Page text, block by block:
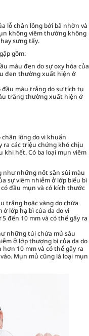
lỗ chân lông bởi bã nhờn và
không viêm thường không
sưng tấy.
gồm:
màu đen do sự oxy hóa của
đen thường xuất hiện ở
đầu màu trắng do sự tích tụ
trắng thường xuất hiện ở
lông do vi khuẩn
ra các triệu chứng khó chịu
khi hết. Có ba loại mụn viêm
như những nốt sần sùi màu
sự viêm nhiễm ở lớp biểu bì
đầu mụn và có kích thước
trắng hoặc vàng do chứa
lớp hạ bì của da do vi
đến 10 mm và có thể gây ra
những túi chứa mủ sâu
ở lớp thượng bì của da do
10 mm và có thể gây ra
Mụn mủ cũng là loại mụn